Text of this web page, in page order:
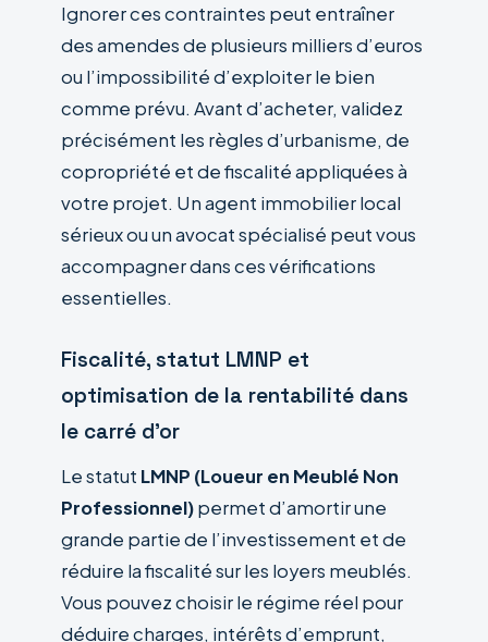
Ignorer ces contraintes peut entraîner
des amendes de plusieurs milliers d’euros
ou l’impossibilité d’exploiter le bien
comme prévu. Avant d’acheter, validez
précisément les règles d’urbanisme, de
copropriété et de fiscalité appliquées à
votre projet. Un agent immobilier local
sérieux ou un avocat spécialisé peut vous
accompagner dans ces vérifications
essentielles.
Fiscalité, statut LMNP et
optimisation de la rentabilité dans
le carré d’or
Le statut LMNP (Loueur en Meublé Non
Professionnel)permet d’amortir une
grande partie de l’investissement et de
réduire la fiscalité sur les loyers meublés.
Vous pouvez choisir le régime réel pour
déduire charges, intérêts d’emprunt,